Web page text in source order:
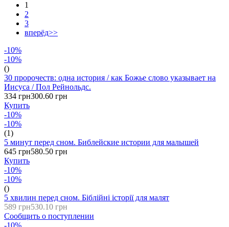
1
2
3
вперёд>>
-10%
-10%
()
30 пророчеств: одна история / как Божье слово указывает на
Иисуса / Пол Рейнольдс.
334 грн300.60 грн
Купить
-10%
-10%
(1)
5 минут перед сном. Библейские истории для малышей
645 грн580.50 грн
Купить
-10%
-10%
()
5 хвилин перед сном. Біблійні історії для малят
589 грн530.10 грн
Сообщить о поступлении